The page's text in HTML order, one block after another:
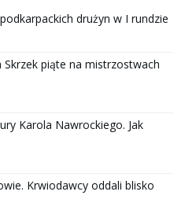
drużyn w I rundzie
Skrzek piąte na mistrzostwach
Karola Nawrockiego. Jak
Krwiodawcy oddali blisko